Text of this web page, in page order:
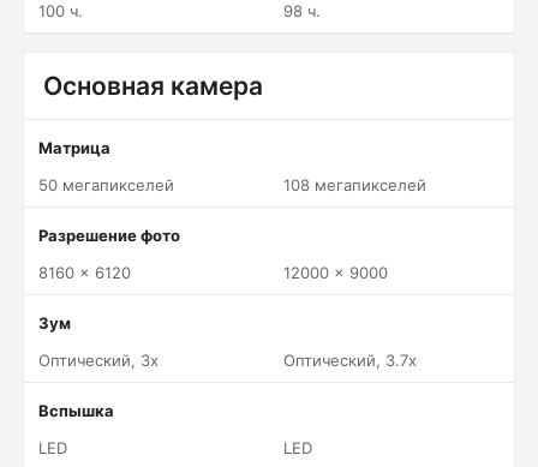
100 ч.
98 ч.
Основная камера
Матрица
50 мегапикселей
108 мегапикселей
Разрешение фото
8160 x 6120
12000 x 9000
Зум
Оптический, 3x
Оптический, 3.7x
Вспышка
LED
LED